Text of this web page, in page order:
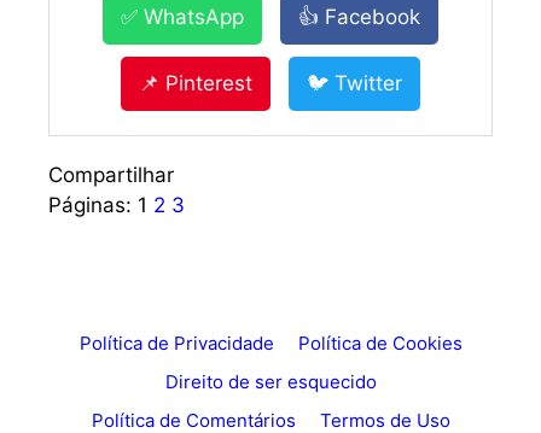
✅ WhatsApp 👍 Facebook
📌 Pinterest 🐦 Twitter
Compartilhar
Páginas: 1 2 3
Política de Privacidade
Política de Cookies
Direito de ser esquecido
Política de Comentários
Termos de Uso